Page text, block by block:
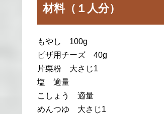
材料（１人分）
もやし 100g
ピザ用チーズ 40g
片栗粉 大さじ1
塩 適量
こしょう 適量
めんつゆ 大さじ1